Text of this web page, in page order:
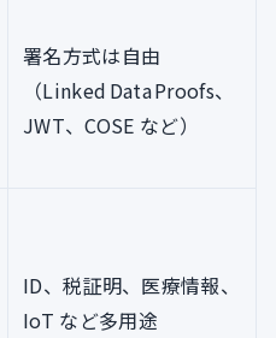
署名方式は自由
（Linked Data Proofs、
JWT、COSE など）
ID、税証明、医療情報、
IoT など多用途